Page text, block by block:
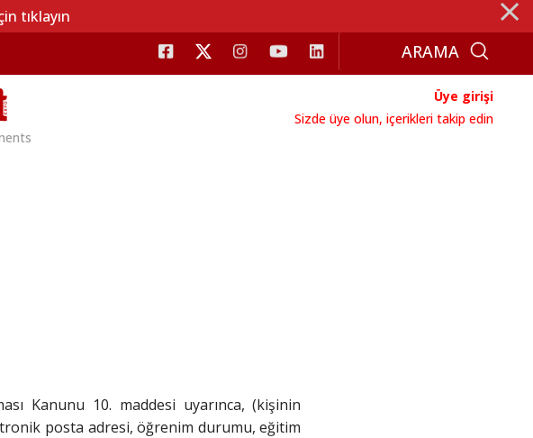
tıklayın ⨯
Üye girişi
Sizde üye olun, içerikleri takip edin
Kanunu 10. maddesi uyarınca, (kişinin
posta adresi, öğrenim durumu, eğitim